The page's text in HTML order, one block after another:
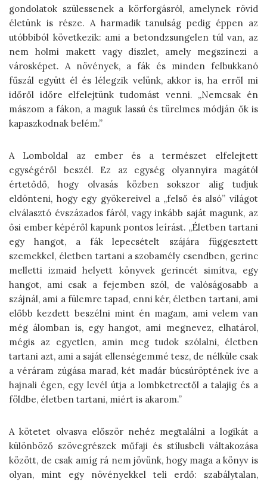
gondolatok szülessenek a körforgásról, amelynek rövid
életünk is része. A harmadik tanulság pedig éppen az
utóbbiból következik: ami a betondzsungelen túl van, az
nem holmi makett vagy díszlet, amely megszínezi a
városképet. A növények, a fák és minden felbukkanó
fűszál együtt él és lélegzik velünk, akkor is, ha erről mi
időről időre elfelejtünk tudomást venni. „Nemcsak én
mászom a fákon, a maguk lassú és türelmes módján ők is
kapaszkodnak belém.”
A Lomboldal az ember és a természet elfelejtett
egységéről beszél. Ez az egység olyannyira magától
értetődő, hogy olvasás közben sokszor alig tudjuk
eldönteni, hogy egy gyökereivel a „felső és alsó” világot
elválasztó évszázados fáról, vagy inkább saját magunk, az
ősi ember képéről kapunk pontos leírást. „Életben tartani
egy hangot, a fák lepecsételt szájára függesztett
szemekkel, életben tartani a szobamély csendben, gerinc
melletti izmaid helyett könyvek gerincét simítva, egy
hangot, ami csak a fejemben szól, de valóságosabb a
szájnál, ami a fülemre tapad, enni kér, életben tartani, ami
előbb kezdett beszélni mint én magam, ami velem van
még álomban is, egy hangot, ami megnevez, elhatárol,
mégis az egyetlen, amin meg tudok szólalni, életben
tartani azt, ami a saját ellenségemmé tesz, de nélküle csak
a véráram zúgása marad, két madár búcsúröptének íve a
hajnali égen, egy levél útja a lombketrectől a talajig és a
földbe, életben tartani, miért is akarom.”
A kötetet olvasva először nehéz megtalálni a logikát a
különböző szövegrészek műfaji és stílusbeli váltakozása
között, de csak amíg rá nem jövünk, hogy maga a könyv is
olyan, mint egy növényekkel teli erdő: szabálytalan,